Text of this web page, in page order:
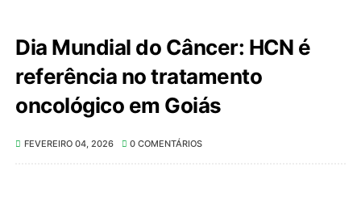
Dia Mundial do Câncer: HCN é
referência no tratamento
oncológico em Goiás
FEVEREIRO 04, 2026 0 COMENTÁRIOS